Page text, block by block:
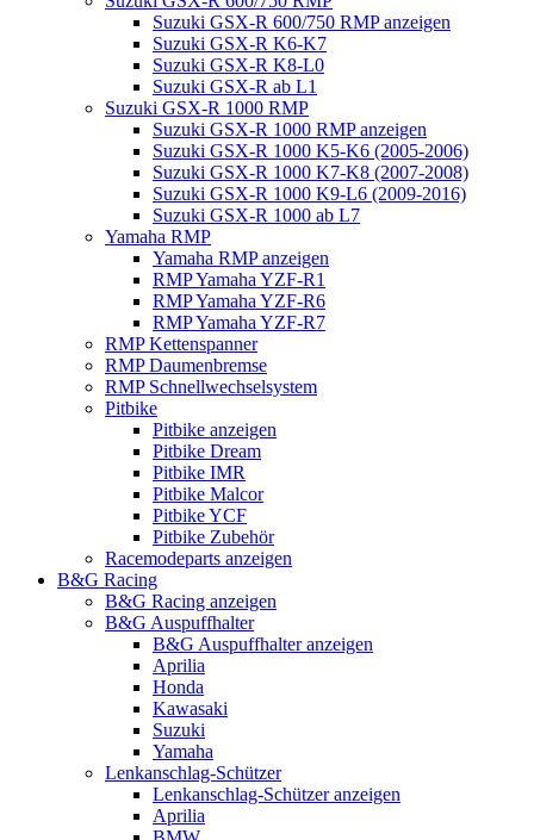
Suzuki GSX-R 600/750 RMP anzeigen
Suzuki GSX-R K6-K7
Suzuki GSX-R K8-L0
Suzuki GSX-R ab L1
Suzuki GSX-R 1000 RMP
Suzuki GSX-R 1000 RMP anzeigen
Suzuki GSX-R 1000 K5-K6 (2005-2006)
Suzuki GSX-R 1000 K7-K8 (2007-2008)
Suzuki GSX-R 1000 K9-L6 (2009-2016)
Suzuki GSX-R 1000 ab L7
Yamaha RMP
Yamaha RMP anzeigen
RMP Yamaha YZF-R1
RMP Yamaha YZF-R6
RMP Yamaha YZF-R7
RMP Kettenspanner
RMP Daumenbremse
RMP Schnellwechselsystem
Pitbike
Pitbike anzeigen
Pitbike Dream
Pitbike IMR
Pitbike Malcor
Pitbike YCF
Pitbike Zubehör
Racemodeparts anzeigen
B&G Racing
B&G Racing anzeigen
B&G Auspuffhalter
B&G Auspuffhalter anzeigen
Aprilia
Honda
Kawasaki
Suzuki
Yamaha
Lenkanschlag-Schützer
Lenkanschlag-Schützer anzeigen
Aprilia